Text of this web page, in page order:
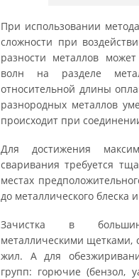
При использовании
сложности при
разности металлов
волн на разделе
относительной длины
разнородных металлов
происходит при
Для достижения
сваривания требуется
местах
до металлического
Зачистка в
металлическими щетками,
жил. А для
групп: горючие (бензол,